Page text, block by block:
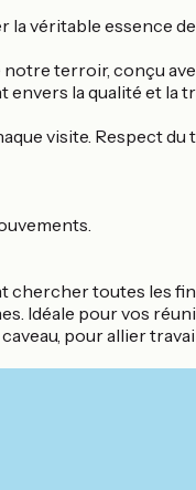
la véritable essence
notre terroir, conçu
envers la qualité et la
visite. Respect
chercher toutes les
Idéale pour vos
pour allier